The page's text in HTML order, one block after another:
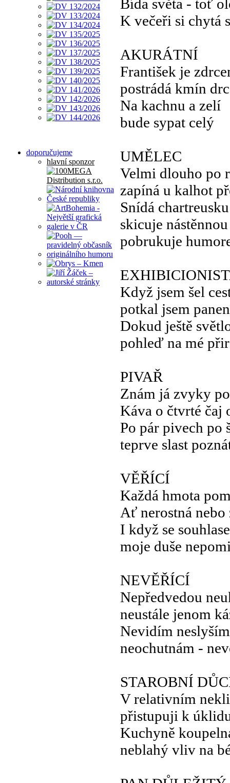
doporučujeme
hlavní sponzor
Bída světa - toť
K večeři si chytá
AKURÁTNÍ
František je
postrádá kmín
Na kachnu a zelí
bude sypat celý
UMĚLEC
Velmi dlouho po
zapíná u kalhot
Snídá
skicuje
pobrukuje
Když jsem šel
potkal jsem
Dokud ještě
pohleď na mé
PIVAŘ
Znám já zvyky
Káva o čtvrté čaj
Po pár pivech po
teprve slast
VĚŘÍCÍ
Každá hmota
Ať nerostná nebo
I když se
moje duše
NEVĚŘÍCÍ
Nepředvedou
neustále jenom
Nevidím
neochutnám -
STAROBNÍ
V relativním
přistupuji k
Kuchyně
neblahý vliv na